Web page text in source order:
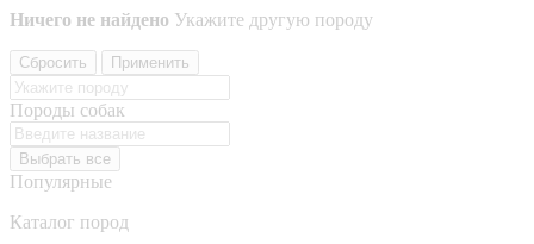
Ничего не найдено Укажите другую породу
Сбросить Применить
Породы собак
Выбрать все
Популярные
Каталог пород